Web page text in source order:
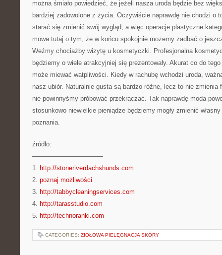
można śmiało powiedzieć, że jeżeli nasza uroda będzie bez
bardziej zadowolone z życia. Oczywiście naprawdę nie chodzi o
starać się zmienić swój wygląd, a więc operacje plastyczne
mowa tutaj o tym, że w końcu spokojnie możemy zadbać o
Weźmy chociażby wizytę u kosmetyczki. Profesjonalna
będziemy o wiele atrakcyjniej się prezentowały. Akurat co do
może miewać wątpliwości. Kiedy w rachubę wchodzi uroda,
nasz ubiór. Naturalnie gusta są bardzo różne, lecz to nie
nie powinnyśmy próbować przekraczać. Tak naprawdę moda
stosunkowo niewielkie pieniądze będziemy mogły zmienić
poznania.
źródło:
———————————
1. http://stoneriverdachshunds.com
2. poznaj możliwości
3. http://tabbycleaningservices.com
4. http://tarasstudio.com
5. http://technoranki.com
CATEGORIES: ZIOŁOWA PIELĘGNACJA SKÓRY